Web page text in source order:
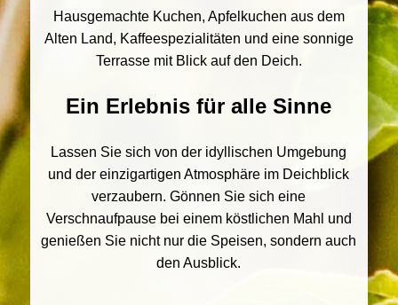
Hausgemachte Kuchen, Apfelkuchen aus dem
Alten Land, Kaffeespezialitäten und eine sonnige
Terrasse mit Blick auf den Deich.
Ein Erlebnis für alle Sinne
Lassen Sie sich von der idyllischen Umgebung
und der einzigartigen Atmosphäre im Deichblick
verzaubern. Gönnen Sie sich eine
Verschnaufpause bei einem köstlichen Mahl und
genießen Sie nicht nur die Speisen, sondern auch
den Ausblick.